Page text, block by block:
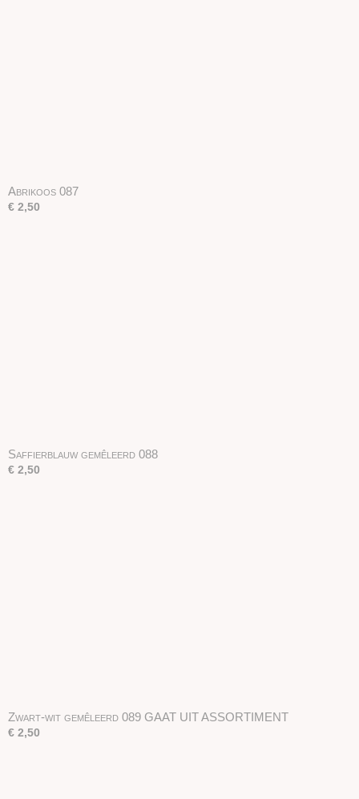
Abrikoos 087
€ 2,50
Saffierblauw gemêleerd 088
€ 2,50
Zwart-wit gemêleerd 089 GAAT UIT ASSORTIMENT
€ 2,50